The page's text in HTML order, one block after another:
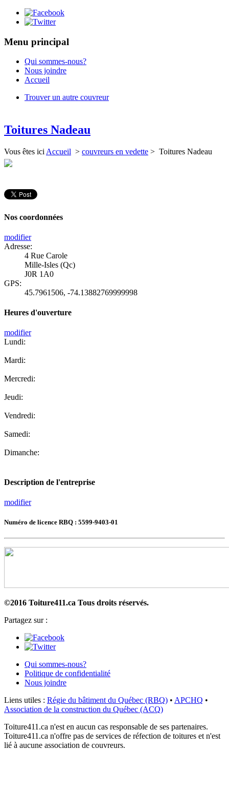
Menu principal
Qui sommes-nous?
Nous joindre
Accueil
Trouver un autre couvreur
Toitures Nadeau
Vous êtes ici Accueil > couvreurs en vedette > Toitures Nadeau
Nos coordonnées
modifier
Adresse:
4 Rue Carole
Mille-Isles (Qc)
J0R 1A0
GPS:
45.7961506, -74.13882769999998
Heures d'ouverture
modifier
Lundi:
Mardi:
Mercredi:
Jeudi:
Vendredi:
Samedi:
Dimanche:
Description de l'entreprise
modifier
Numéro de licence RBQ : 5599-9403-01
©2016 Toiture411.ca Tous droits réservés.
Partagez sur :
Qui sommes-nous?
Politique de confidentialité
Nous joindre
Liens utiles : Régie du bâtiment du Québec (RBQ) • APCHQ •
Association de la construction du Québec (ACQ)
Toiture411.ca n'est en aucun cas responsable de ses partenaires.
Toiture411.ca n'offre pas de services de réfection de toitures et n'est
lié à aucune association de couvreurs.